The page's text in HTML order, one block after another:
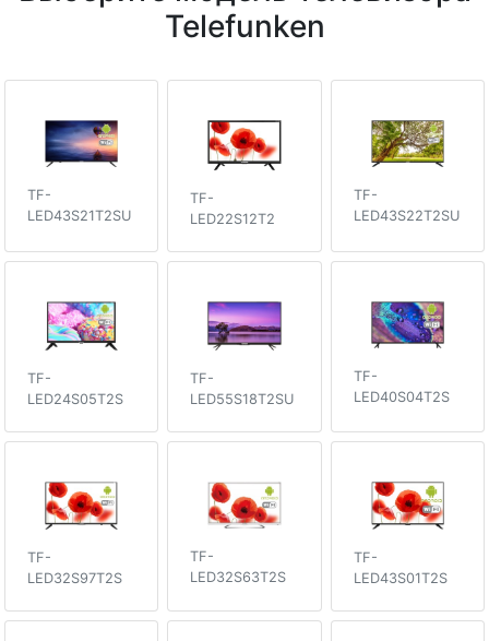
Telefunken
TF-
LED43S21T2SU
TF-
LED22S12T2
TF-
LED43S22T2SU
TF-
LED24S05T2S
TF-
LED55S18T2SU
TF-
LED40S04T2S
TF-
LED32S97T2S
TF-
LED32S63T2S
TF-
LED43S01T2S